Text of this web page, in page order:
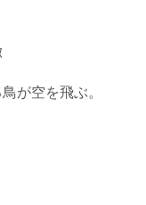
が空を飛ぶ。